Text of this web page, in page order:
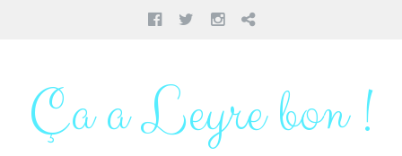
Facebook
TwitterInstagram
Pinterest
contenuÇa a Leyre bon !